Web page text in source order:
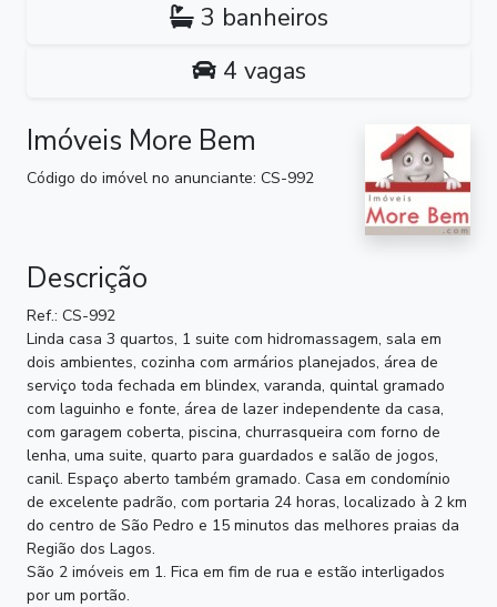
3 banheiros
4 vagas
Imóveis More Bem
Código do imóvel no anunciante: CS-992
Descrição
Ref.: CS-992
Linda casa 3 quartos, 1 suite com hidromassagem, sala em
dois ambientes, cozinha com armários planejados, área de
serviço toda fechada em blindex, varanda, quintal gramado
com laguinho e fonte, área de lazer independente da casa,
com garagem coberta, piscina, churrasqueira com forno de
lenha, uma suite, quarto para guardados e salão de jogos,
canil. Espaço aberto também gramado. Casa em condomínio
de excelente padrão, com portaria 24 horas, localizado à 2 km
do centro de São Pedro e 15 minutos das melhores praias da
Região dos Lagos.
São 2 imóveis em 1. Fica em fim de rua e estão interligados
por um portão.